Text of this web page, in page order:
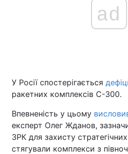
Головна
Економіка
ad
У Росії спостерігається
ракетних комплексів С-300.
Впевненість у цьому
експерт Олег Жданов,
ЗРК для захисту
стягували комплекси з